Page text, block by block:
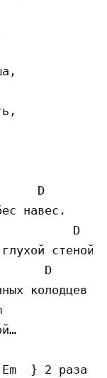
D
навес.
D
стеной.
D
колодцев
} 2 раза